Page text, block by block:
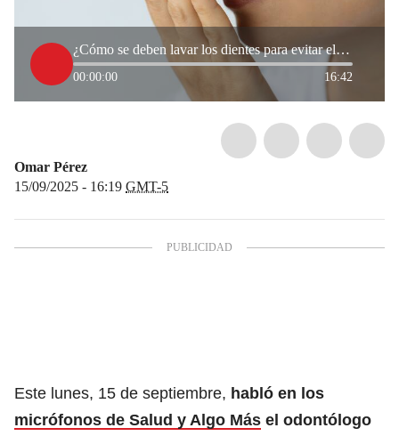
¿Cómo se deben lavar los dientes para evitar el mal aliento? Odontólogo dio tips
00:00:00 16:42
Omar Pérez
15/09/2025 - 16:19 GMT-5
Este lunes, 15 de septiembre, habló en los
micrófonos de Salud y Algo Más el odontólogo